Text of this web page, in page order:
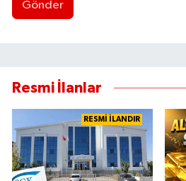
Gönder
Resmi İlanlar
RESMİ İLANDIR